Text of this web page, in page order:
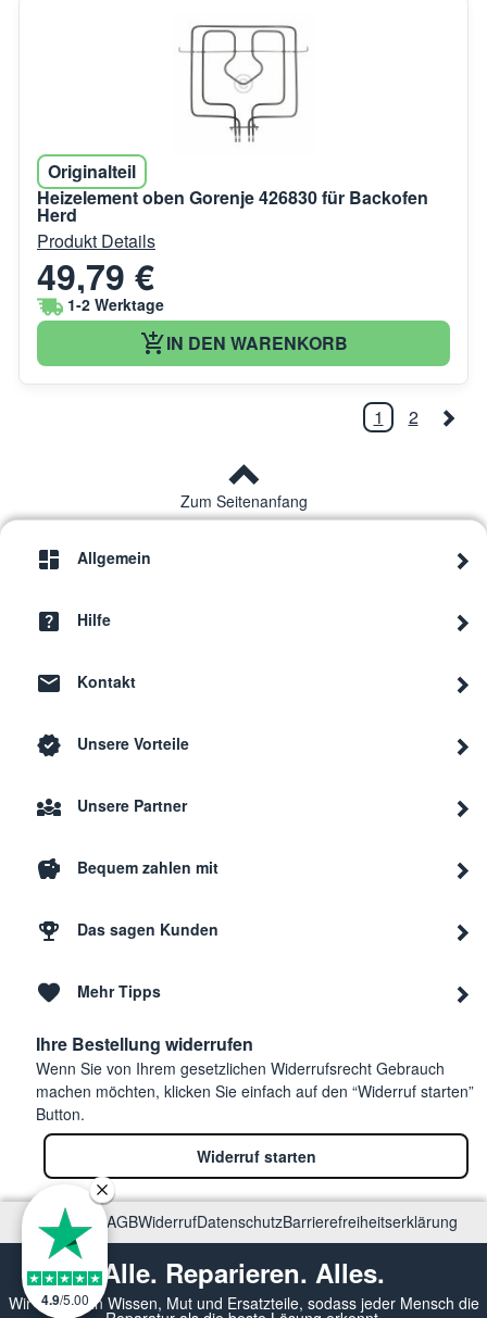
Originalteil
Heizelement oben Gorenje 426830 für Backofen
Herd
Produkt Details
49,79 €
1-2 Werktage
IN DEN WARENKORB
1 2
Zum Seitenanfang
Allgemein
Hilfe
Kontakt
Unsere Vorteile
Unsere Partner
Bequem zahlen mit
Das sagen Kunden
Mehr Tipps
Ihre Bestellung widerrufen
Wenn Sie von Ihrem gesetzlichen Widerrufsrecht Gebrauch
machen möchten, klicken Sie einfach auf den “Widerruf starten”
Button.
Widerruf starten
ImpressumAGBWiderrufDatenschutzBarrierefreiheitserklärung
Alle. Reparieren. Alles.
Wir vermitteln Wissen, Mut und Ersatzteile, sodass jeder Mensch die
4.9/5.00